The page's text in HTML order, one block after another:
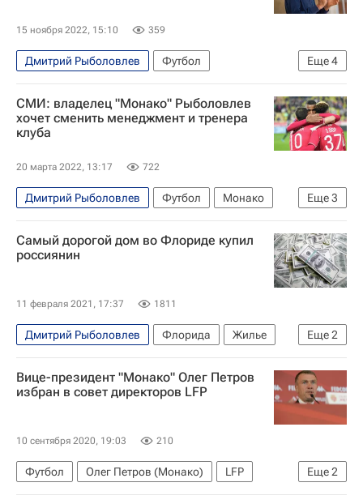
15 ноября 2022, 15:10 359
Еще4
Дмитрий Рыболовлев
Футбол
Олег Петров (Монако)
Монако
Ланс
LFP
СМИ: владелец "Монако" Рыболовлев
хочет сменить менеджмент и тренера
клуба
20 марта 2022, 13:17 722
Еще3
Дмитрий Рыболовлев Футбол
Монако
Олег Петров (Монако)
Нико Ковач
Александр Головин
Самый дорогой дом во Флориде купил
россиянин
11 февраля 2021, 17:37 1811
Еще2
Дмитрий Рыболовлев Флорида
Жилье
США
Дональд Трамп
Вице-президент "Монако" Олег Петров
избран в совет директоров LFP
10 сентября 2020, 19:03 210
Еще2
Футбол Олег Петров (Монако)
LFP
Чемпионат Франции по футболу (Лига 1)